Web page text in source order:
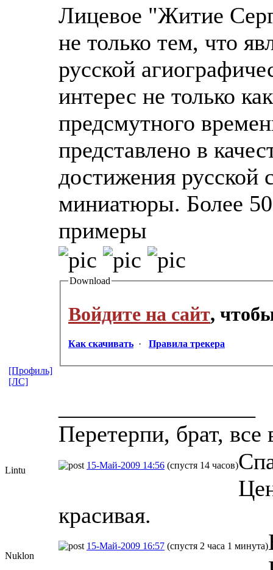
Лицевое "Житие
не только тем, что
русской
интерес не только
предсмутного
представлено в
достижения русской
миниатюры. Более
примеры
Download
Войдите на сайт,
Как скачивать · Правила трекера
Пеpетеpпи, бpат, все
[Профиль]
[ЛС]
Lintu 15-Май-2009 14:56 (спустя 14 часов)
красивая.
Nuklon
15-Май-2009 16:57 (спустя 2 часа 1 минута)